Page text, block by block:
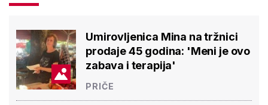
Umirovljenica Mina na tržnici
prodaje 45 godina: 'Meni je ovo
zabava i terapija'
PRIČE